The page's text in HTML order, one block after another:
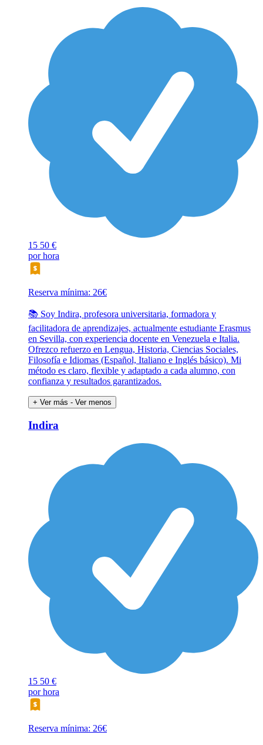
15 50 €
por hora
Reserva mínima: 26€
📚 Soy Indira, profesora universitaria, formadora y
facilitadora de aprendizajes, actualmente estudiante Erasmus
en Sevilla, con experiencia docente en Venezuela e Italia.
Ofrezco refuerzo en Lengua, Historia, Ciencias Sociales,
Filosofía e Idiomas (Español, Italiano e Inglés básico). Mi
método es claro, flexible y adaptado a cada alumno, con
confianza y resultados garantizados.
+ Ver más - Ver menos
Indira
15 50 €
por hora
Reserva mínima: 26€